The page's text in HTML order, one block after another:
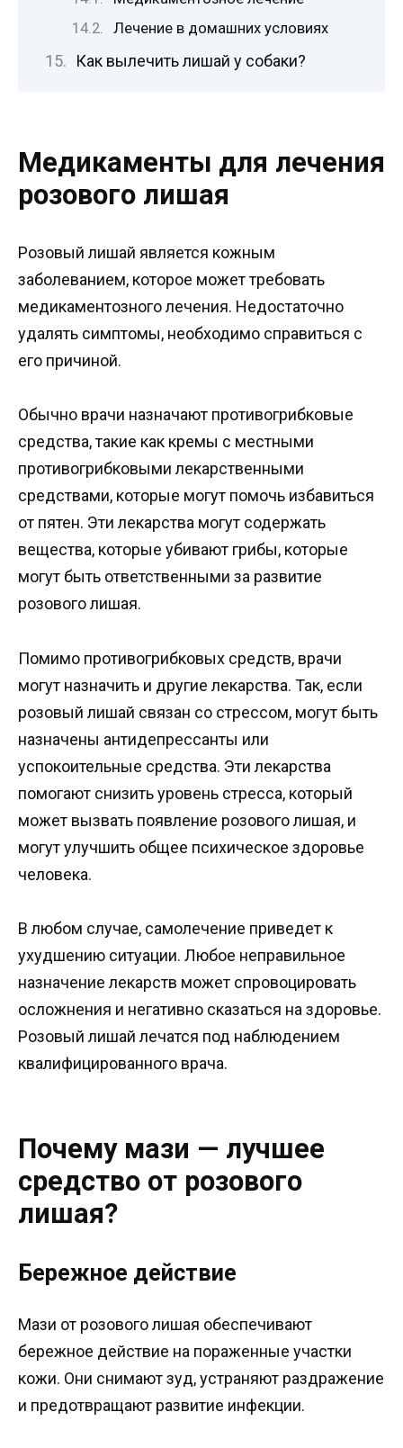
Лечение в домашних условиях
Как вылечить лишай у собаки?
Медикаменты для лечения
розового лишая
Розовый лишай является кожным
заболеванием, которое может требовать
медикаментозного лечения. Недостаточно
удалять симптомы, необходимо справиться с
его причиной.
Обычно врачи назначают противогрибковые
средства, такие как кремы с местными
противогрибковыми лекарственными
средствами, которые могут помочь избавиться
от пятен. Эти лекарства могут содержать
вещества, которые убивают грибы, которые
могут быть ответственными за развитие
розового лишая.
Помимо противогрибковых средств, врачи
могут назначить и другие лекарства. Так, если
розовый лишай связан со стрессом, могут быть
назначены антидепрессанты или
успокоительные средства. Эти лекарства
помогают снизить уровень стресса, который
может вызвать появление розового лишая, и
могут улучшить общее психическое здоровье
человека.
В любом случае, самолечение приведет к
ухудшению ситуации. Любое неправильное
назначение лекарств может спровоцировать
осложнения и негативно сказаться на здоровье.
Розовый лишай лечатся под наблюдением
квалифицированного врача.
Почему мази — лучшее
средство от розового
лишая?
Бережное действие
Мази от розового лишая обеспечивают
бережное действие на пораженные участки
кожи. Они снимают зуд, устраняют раздражение
и предотвращают развитие инфекции.